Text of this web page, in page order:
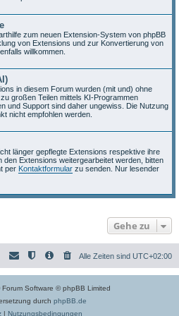
zum neuen Extension-System von phpBB
von Extensions und zur Konvertierung von
willkommen.
in diesem Forum wurden (mit und) ohne
großen Teilen mittels KI-Programmen
und Support sind daher ungewiss. Die Nutzung
nicht empfohlen werden.
länger gepflegte Extensions respektive ihre
den Extensions weitergearbeitet werden, bitten
per Kontaktformular zu senden. Nur lesender
Gehe zu
Alle Zeiten sind UTC+02:00
Forum Software © phpBB Limited
durch phpBB.de
| Nutzungsbedingungen